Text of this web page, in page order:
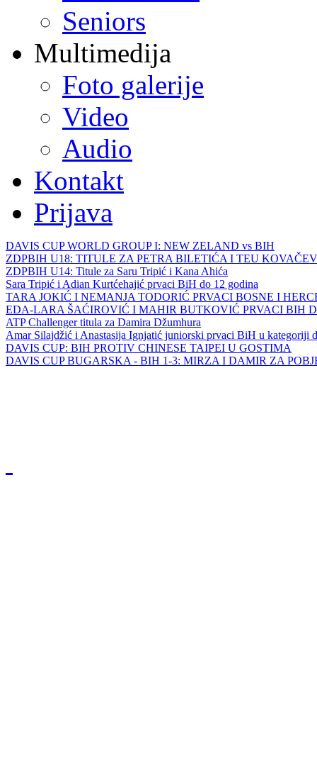
Seniors
Multimedija
Foto galerije
Video
Audio
Kontakt
Prijava
DAVIS CUP WORLD GROUP I: NEW ZELAND vs BIH
ZDPBIH U18: TITULE ZA PETRA BILETIĆA I TEU
ZDPBIH U14: Titule za Saru Tripić i Kana Ahića
Sara Tripić i Adian Kurtćehajić prvaci BiH do 12 godina
TARA JOKIĆ I NEMANJA TODORIĆ PRVACI BOSNE I
EDA-LARA ŠAĆIROVIĆ I MAHIR BUTKOVIĆ PRVACI BIH
ATP Challenger titula za Damira Džumhura
Amar Silajdžić i Anastasija Ignjatić juniorski prvaci BiH u kategoriji
DAVIS CUP: BIH PROTIV CHINESE TAIPEI U GOSTIMA
DAVIS CUP BUGARSKA - BIH 1-3: MIRZA I DAMIR ZA